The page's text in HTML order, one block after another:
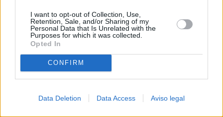
I want to opt-out of Collection, Use,
Retention, Sale, and/or Sharing of my
Personal Data that Is Unrelated with the
Purposes for which it was collected.
Opted In
CONFIRM
Data Deletion Data Access Aviso legal